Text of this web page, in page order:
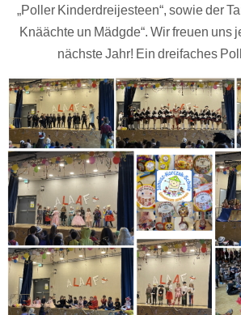
„Poller Kinderdreijesteen“, sowie der
Knäächte un Mädgde“. Wir freuen uns
nächste Jahr! Ein dreifaches